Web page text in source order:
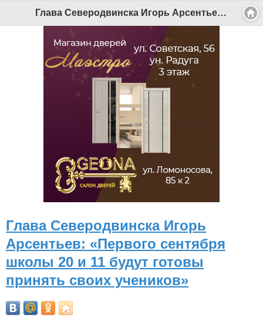
Глава Северодвинска Игорь Арсентьев: «Первого сентября школы 20 и 11 будут готовы принять своих учеников» - Беломорканал Северодвинск tv29.ru
Глава Северодвинска Игорь
Арсентьев: «Первого сентября
школы 20 и 11 будут готовы
принять своих учеников»